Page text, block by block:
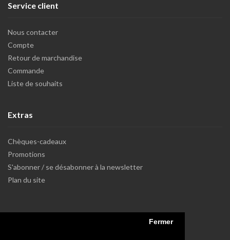
Fermer
Service client
Nous contacter
Compte
Retour de marchandise
Commande
Liste de souhaits
Extras
Chèques-cadeaux
Promotions
S'abonner / se désabonner à la newsletter
Plan du site